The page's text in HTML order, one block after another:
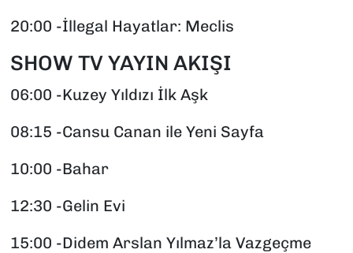
20:00 -İllegal Hayatlar: Meclis
SHOW TV YAYIN AKIŞI
06:00 -Kuzey Yıldızı İlk Aşk
08:15 -Cansu Canan ile Yeni Sayfa
10:00 -Bahar
12:30 -Gelin Evi
15:00 -Didem Arslan Yılmaz’la Vazgeçme